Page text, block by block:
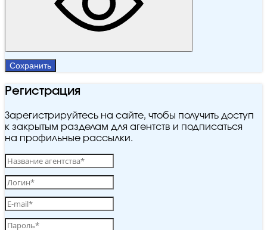
Сохранить
Регистрация
Зарегистрируйтесь на сайте, чтобы получить доступ
к закрытым разделам для агентств и подписаться
на профильные рассылки.